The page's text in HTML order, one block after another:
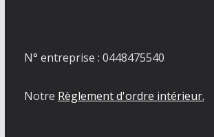
N° entreprise : 0448475540
Notre Règlement d'ordre intérieur.